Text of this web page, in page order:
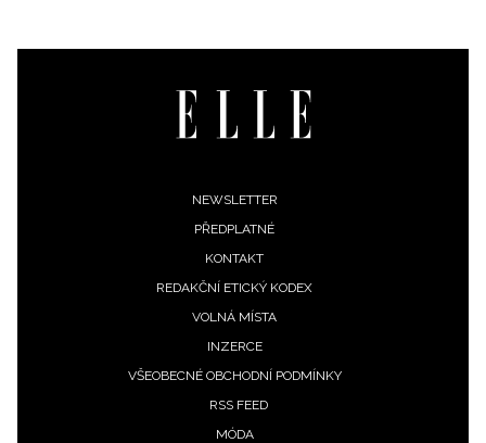
ODESLAT
Přihlášením k newsletteru souhlasíte s
podmínkami společnosti BurdaMedia Extra s.r.o.
vyhodnocení akce a zasílání novinek.
Chcete navíc dostávat i další zajímavé a exkluzivní
zpracováním údajů k tomuto účelu podle
soukromí BurdaMedia Extra s.r.o.
NEWSLETTER
PŘEDPLATNÉ
KONTAKT
REDAKČNÍ ETICKÝ KODEX
VOLNÁ MÍSTA
INZERCE
VŠEOBECNÉ OBCHODNÍ PODMÍNKY
RSS FEED
MÓDA